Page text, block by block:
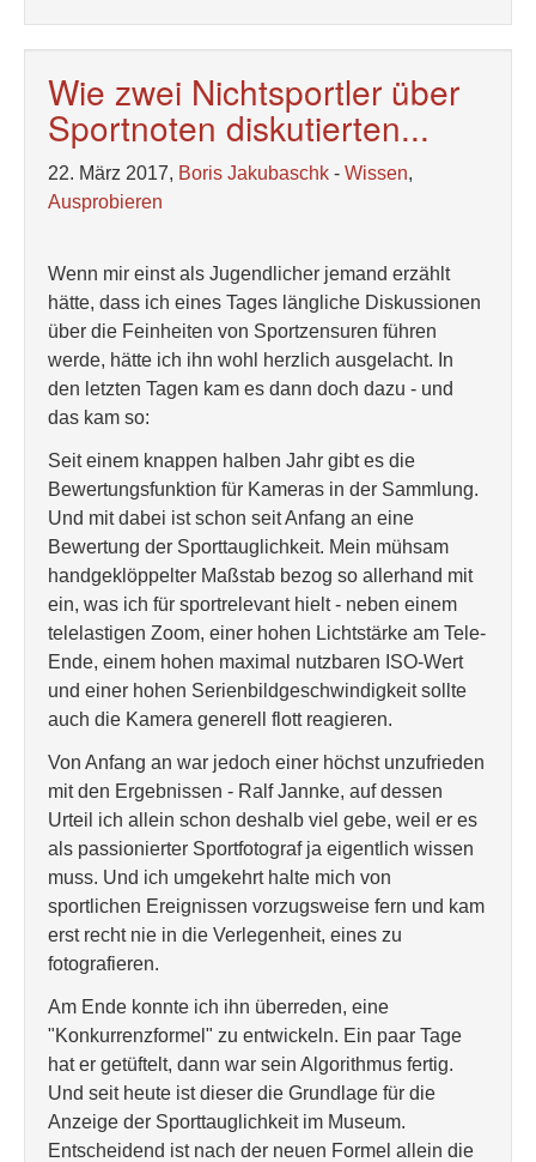
Wie zwei Nichtsportler über
Sportnoten diskutierten...
22. März 2017, Boris Jakubaschk - Wissen,
Ausprobieren
Wenn mir einst als Jugendlicher jemand erzählt
hätte, dass ich eines Tages längliche Diskussionen
über die Feinheiten von Sportzensuren führen
werde, hätte ich ihn wohl herzlich ausgelacht. In
den letzten Tagen kam es dann doch dazu - und
das kam so:
Seit einem knappen halben Jahr gibt es die
Bewertungsfunktion für Kameras in der Sammlung.
Und mit dabei ist schon seit Anfang an eine
Bewertung der Sporttauglichkeit. Mein mühsam
handgeklöppelter Maßstab bezog so allerhand mit
ein, was ich für sportrelevant hielt - neben einem
telelastigen Zoom, einer hohen Lichtstärke am Tele-
Ende, einem hohen maximal nutzbaren ISO-Wert
und einer hohen Serienbildgeschwindigkeit sollte
auch die Kamera generell flott reagieren.
Von Anfang an war jedoch einer höchst unzufrieden
mit den Ergebnissen - Ralf Jannke, auf dessen
Urteil ich allein schon deshalb viel gebe, weil er es
als passionierter Sportfotograf ja eigentlich wissen
muss. Und ich umgekehrt halte mich von
sportlichen Ereignissen vorzugsweise fern und kam
erst recht nie in die Verlegenheit, eines zu
fotografieren.
Am Ende konnte ich ihn überreden, eine
"Konkurrenzformel" zu entwickeln. Ein paar Tage
hat er getüftelt, dann war sein Algorithmus fertig.
Und seit heute ist dieser die Grundlage für die
Anzeige der Sporttauglichkeit im Museum.
Entscheidend ist nach der neuen Formel allein die